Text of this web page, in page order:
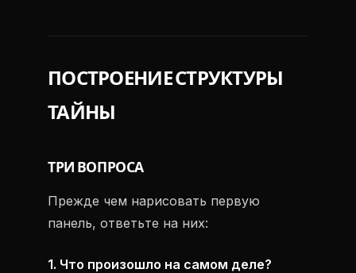
ПОСТРОЕНИЕ СТРУКТУРЫ
ТАЙНЫ
ТРИ ВОПРОСА
Прежде чем нарисовать первую
панель, ответьте на них:
1. Что произошло на самом деле?